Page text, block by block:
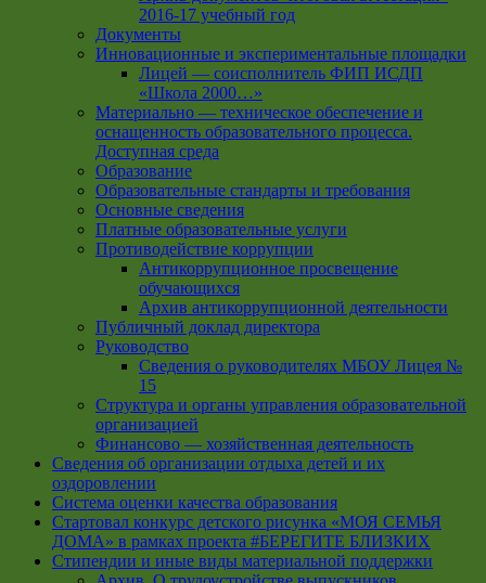
2016-17 учебный год
Документы
Инновационные и экспериментальные площадки
Лицей — соисполнитель ФИП ИСДП
«Школа 2000…»
Материально — техническое обеспечение и
оснащенность образовательного процесса.
Доступная среда
Образование
Образовательные стандарты и требования
Основные сведения
Платные образовательные услуги
Противодействие коррупции
Антикоррупционное просвещение
обучающихся
Архив антикоррупционной деятельности
Публичный доклад директора
Руководство
Cведения о руководителях МБОУ Лицея №
15
Структура и органы управления образовательной
организацией
Финансово — хозяйственная деятельность
Сведения об организации отдыха детей и их
оздоровлении
Система оценки качества образования
Стартовал конкурс детского рисунка «МОЯ СЕМЬЯ
ДОМА» в рамках проекта #БЕРЕГИТЕ БЛИЗКИХ
Стипендии и иные виды материальной поддержки